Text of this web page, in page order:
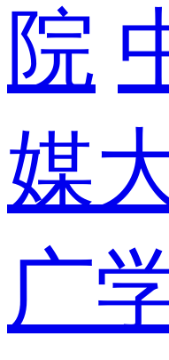
院
媒
广